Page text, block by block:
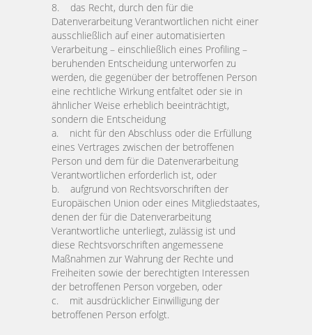
8. das Recht, durch den für die
Datenverarbeitung Verantwortlichen nicht einer
ausschließlich auf einer automatisierten
Verarbeitung – einschließlich eines Profiling –
beruhenden Entscheidung unterworfen zu
werden, die gegenüber der betroffenen Person
eine rechtliche Wirkung entfaltet oder sie in
ähnlicher Weise erheblich beeinträchtigt,
sondern die Entscheidung
a. nicht für den Abschluss oder die Erfüllung
eines Vertrages zwischen der betroffenen
Person und dem für die Datenverarbeitung
Verantwortlichen erforderlich ist, oder
b. aufgrund von Rechtsvorschriften der
Europäischen Union oder eines Mitgliedstaates,
denen der für die Datenverarbeitung
Verantwortliche unterliegt, zulässig ist und
diese Rechtsvorschriften angemessene
Maßnahmen zur Wahrung der Rechte und
Freiheiten sowie der berechtigten Interessen
der betroffenen Person vorgeben, oder
c. mit ausdrücklicher Einwilligung der
betroffenen Person erfolgt.